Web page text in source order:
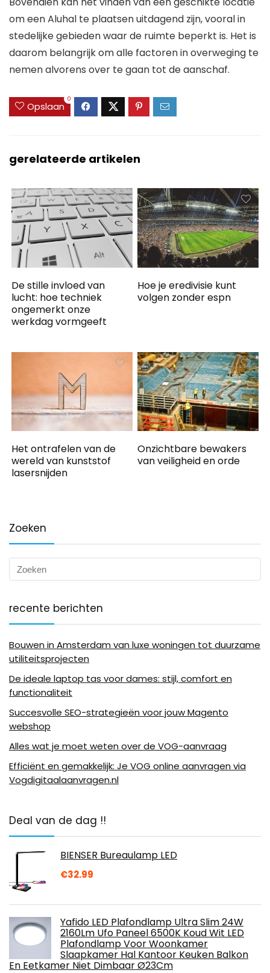
om een Aluhal te plaatsen uitdagend zijn, vooral in
stedelijke gebieden waar de ruimte beperkt is. Het is
daarom belangrijk om alle factoren in overweging te
nemen alvorens over te gaan tot de aanschaf.
Opslaan
0
gerelateerde artikelen
De stille invloed van
lucht: hoe techniek
ongemerkt onze
werkdag vormgeeft
Hoe je eredivisie kunt
volgen zonder espn
Het ontrafelen van de
wereld van kunststof
lasersnijden
Onzichtbare bewakers
van veiligheid en orde
Zoeken
recente berichten
Bouwen in Amsterdam van luxe woningen tot duurzame
utiliteitsprojecten
De ideale laptop tas voor dames: stijl, comfort en
functionaliteit
Succesvolle SEO-strategieën voor jouw Magento
webshop
Alles wat je moet weten over de VOG-aanvraag
Efficiënt en gemakkelijk: Je VOG online aanvragen via
Vogdigitaalaanvragen.nl
Deal van de dag !!
BIENSER Bureaulamp LED
€32.99
Yafido LED Plafondlamp Ultra Slim 24W
2160Lm Ufo Paneel 6500K Koud Wit LED
Plafondlamp Voor Woonkamer
Slaapkamer Hal Kantoor Keuken Balkon
En Eetkamer Niet Dimbaar Ø23Cm